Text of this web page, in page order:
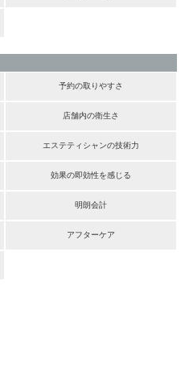
予約の取りやすさ
店舗内の衛生さ
エステティシャンの技術力
効果の即効性を感じる
明朗会計
アフターケア